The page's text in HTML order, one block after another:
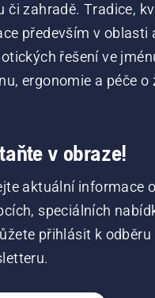
či zahradě. Tradice,
především v
řešení ve
ergonomie a péče
v obraze!
aktuální informace
speciálních
přihlásit k odběru